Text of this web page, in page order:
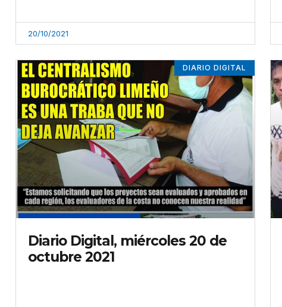
20/10/2021
DIARIO DIGITAL
Diario Digital, miércoles 20 de
octubre 2021